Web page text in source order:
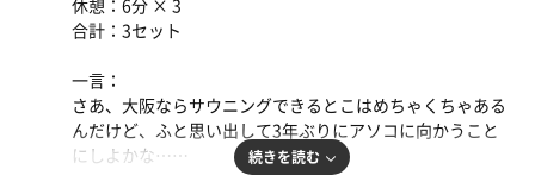
日替わり定食(ラーメン、ミニ生姜焼き丼)
ペースで仕事のふりしましょう🤣
さあ、チェックアウト前にラスト🈂️活で景気づけをしよ。
2バッチ目のサウニングはスチーム1、令和ストロングスタ
イル1、フィンランド1、大部屋2のルーチンワーク越えの5
セッツで完成👏
丸に行こう🥺︎
ナニ食いましょうかねぇ……
あ、オヌヌメに鶏ちゃん唐揚げ…はい、久しぶりの揚げ物
パーリーにしよ。トマトスライス🍅とびーやー🍺でキマ
リ。
しかしビール飲んじゃったからしばらくサウニングはでき
ないな。アテクシこれでサウナ行ったら確実に倒れる🤣🤣
ここは岐阜大学の裏手。ちょっと走ったら乁( ˙口˙ 乁)ﾏｻｰ
ｷ。
今日泊まりは街中なんですが、やはり岐阜きたらココは外
せないふじこ♨️…アクアリゾート岐阜ふじの湯♨️にとうち
ゃこ。
休憩：6分 × 3
合計：3セット
一言：
さあ、大阪ならサウニングできるとこはめちゃくちゃある
んだけど、ふと思い出して3年ぶりにアソコに向かうこと
にしよかな……
続きを読む